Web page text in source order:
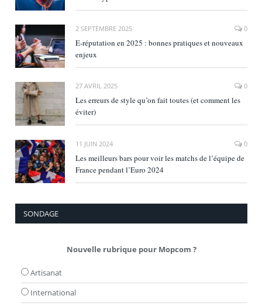
2 SEPTEMBRE 2025 0
E‑réputation en 2025 : bonnes pratiques et nouveaux
enjeux
27 AVRIL 2025 0
Les erreurs de style qu’on fait toutes (et comment les
éviter)
11 JUIN 2024 0
Les meilleurs bars pour voir les matchs de l’équipe de
France pendant l’Euro 2024
SONDAGE
Nouvelle rubrique pour Mopcom ?
Artisanat
International